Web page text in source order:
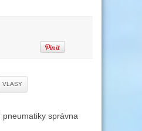
VLASY
pneumatiky správna